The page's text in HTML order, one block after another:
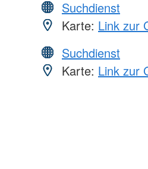
Suchdienst
Karte: Link zur
Suchdienst
Karte: Link zur